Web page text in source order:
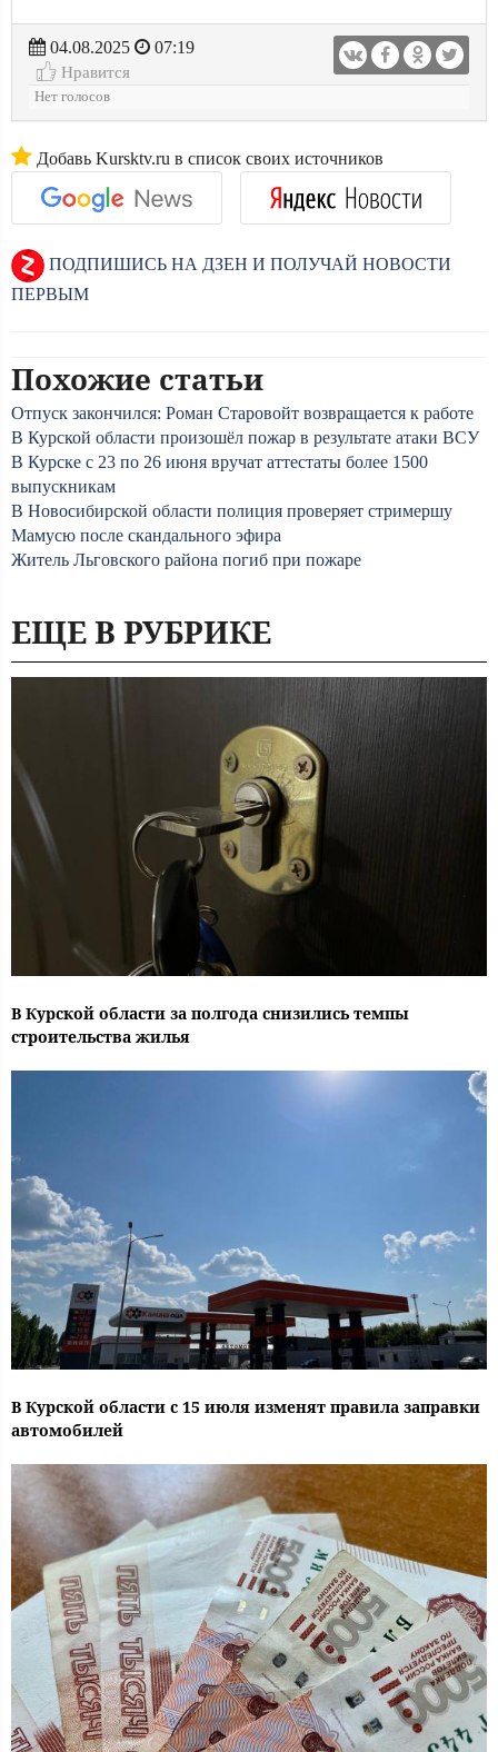
04.08.2025
07:19
Нравится
Нет голосов
Добавь Kursktv.ru в список своих источников
ПОДПИШИСЬ НА ДЗЕН И ПОЛУЧАЙ НОВОСТИ
ПЕРВЫМ
Похожие статьи
Отпуск закончился: Роман Старовойт возвращается к работе
В Курской области произошёл пожар в результате атаки ВСУ
В Курске с 23 по 26 июня вручат аттестаты более 1500
выпускникам
В Новосибирской области полиция проверяет стримершу
Мамусю после скандального эфира
Житель Льговского района погиб при пожаре
ЕЩЕ В РУБРИКЕ
В Курской области за полгода снизились темпы
строительства жилья
В Курской области с 15 июля изменят правила заправки
автомобилей